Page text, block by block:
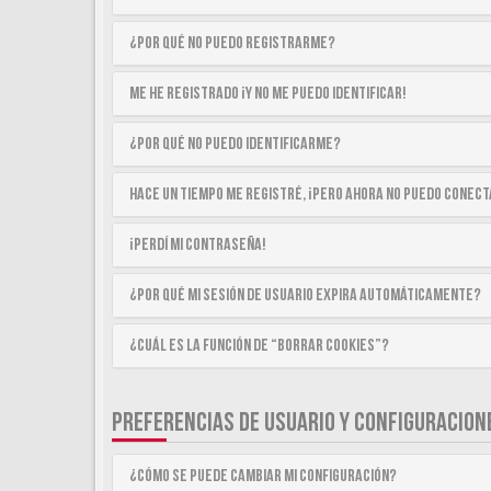
¿Por qué no puedo registrarme?
Me he registrado ¡y no me puedo identificar!
¿Por qué no puedo identificarme?
Hace un tiempo me registré, ¡pero ahora no puedo
¡Perdí mi contraseña!
¿Por qué mi sesión de usuario expira automáticamente?
¿Cuál es la función de “Borrar cookies”?
PREFERENCIAS DE USUARIO Y
¿Cómo se puede cambiar mi configuración?